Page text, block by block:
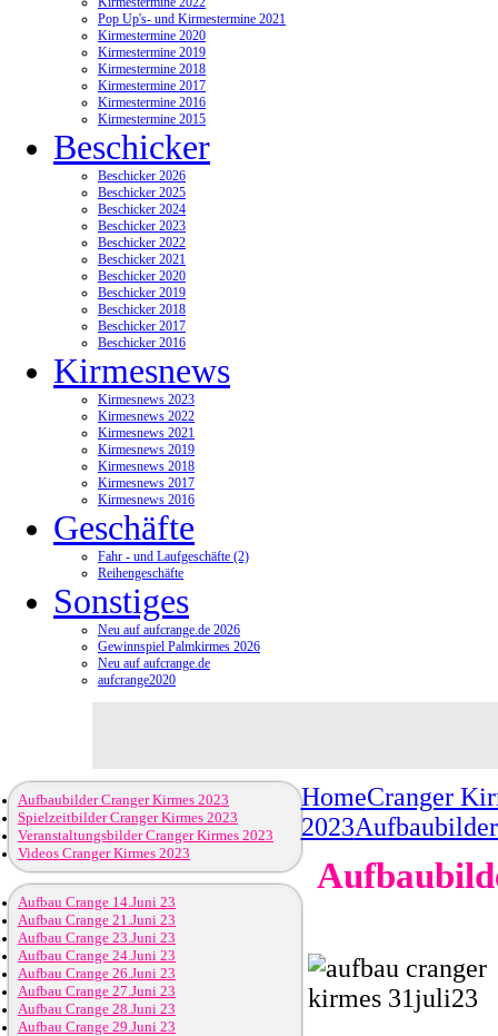
Pop Up's- und Kirmestermine 2021
Kirmestermine 2020
Kirmestermine 2019
Kirmestermine 2018
Kirmestermine 2017
Kirmestermine 2016
Kirmestermine 2015
Beschicker
Beschicker 2026
Beschicker 2025
Beschicker 2024
Beschicker 2023
Beschicker 2022
Beschicker 2021
Beschicker 2020
Beschicker 2019
Beschicker 2018
Beschicker 2017
Beschicker 2016
Kirmesnews
Kirmesnews 2023
Kirmesnews 2022
Kirmesnews 2021
Kirmesnews 2019
Kirmesnews 2018
Kirmesnews 2017
Kirmesnews 2016
Geschäfte
Fahr - und Laufgeschäfte (2)
Reihengeschäfte
Sonstiges
Neu auf aufcrange.de 2026
Gewinnspiel Palmkirmes 2026
Neu auf aufcrange.de
aufcrange2020
HomeCranger
2023
Aufbaubilder Cranger Kirmes 2023
Spielzeitbilder Cranger Kirmes 2023
Veranstaltungsbilder Cranger Kirmes 2023
Videos Cranger Kirmes 2023
Aufbau Crange 14.Juni 23
Aufbau Crange 21.Juni 23
Aufbau Crange 23.Juni 23
Aufbau Crange 24.Juni 23
Aufbau Crange 26.Juni 23
Aufbau Crange 27.Juni 23
Aufbau Crange 28.Juni 23
Aufbau Crange 29.Juni 23